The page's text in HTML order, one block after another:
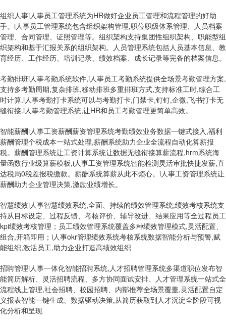
组织人事i人事员工管理系统为HR做好企业员工管理和流程管理的好助
手。i人事员工管理系统包含组织架构管理,职位职级体系管理、人员档案
管理、合同管理、证照管理等。组织架构支持集团性组织架构、职能型组
织架构和基于汇报关系的组织架构。人员管理系统包括人员基本信息、教
育经历、工作经历、培训记录、绩效档案、成长记录等完备的档案信息。
考勤排班i人事考勤系统软件,i人事员工考勤系统提供全场景考勤管理方案,
支持多考勤周期,复杂排班,移动排班多重排班方式,支持标准工时,综合工
时计算.i人事考勤打卡系统可以与考勤打卡,门禁卡,钉钉,企微,飞书打卡无
缝衔接.i人事考勤管理系统,让HR和员工考勤管理更简单高效。
智能薪酬i人事工资薪酬薪资管理系统考勤绩效业务数据一键式接入,福利
薪酬管理个税成本一站式处理,薪酬系统助力企业全流程自动化算薪报
税。薪酬管理系统让工资计算系统让数据无缝衔接算薪流程,hrm系统海
量函数行业级算薪模板,i人事工资管理系统智能检测灵活审批快捷发薪,直
达税局0税差报税缴款。薪酬系统算薪从此不烦心。i人事工资管理系统让
薪酬助力企业管理决策,激励业绩增长。
智慧绩效i人事智慧绩效系统,全面、持续的绩效管理系统;绩效考核系统支
持从目标设定、过程反馈、考核评价、辅导改进、结果应用等全过程员工
kpi绩效考核管理；员工绩效管理系统覆盖多种绩效管理模式,灵活配置、
组合,开箱即用；i人事okr管理绩效系统考核系统数据智能分析与预警,赋
能组织,激活员工,助力企业打造高绩效组织
招聘管理i人事一体化智能招聘系统,人才招聘管理系统多渠道职位发布智
能简历解析、灵活招聘流程、多方协同面试安排、人才管理系统一站式全
流程线上管理,社会招聘、校园招聘、内部推荐全场景覆盖,灵活配置自定
义报表智能一键生成、数据驱动决策,从简历获取到人才沉淀全阶段可视
化分析和呈现